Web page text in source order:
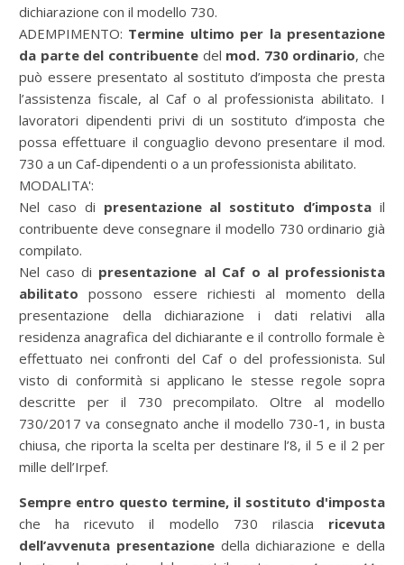
dichiarazione con il modello 730.
ADEMPIMENTO: Termine ultimo per la presentazione
da parte del contribuentedel mod. 730 ordinario, che
può essere presentato al sostituto d’imposta che presta
l’assistenza fiscale, al Caf o al professionista abilitato. I
lavoratori dipendenti privi di un sostituto d’imposta che
possa effettuare il conguaglio devono presentare il mod.
730 a un Caf-dipendenti o a un professionista abilitato.
MODALITA':
Nel caso di presentazione al sostituto d’imposta il
contribuente deve consegnare il modello 730 ordinario già
compilato.
Nel caso di presentazione al Caf o al professionista
abilitatopossono essere richiesti al momento della
presentazione della dichiarazione i dati relativi alla
residenza anagrafica del dichiarante e il controllo formale è
effettuato nei confronti del Caf o del professionista. Sul
visto di conformità si applicano le stesse regole sopra
descritte per il 730 precompilato. Oltre al modello
730/2017 va consegnato anche il modello 730-1, in busta
chiusa, che riporta la scelta per destinare l’8, il 5 e il 2 per
mille dell’Irpef.
Sempre entro questo termine, il sostituto d'imposta
che ha ricevuto il modello 730 rilascia ricevuta
dell’avvenuta presentazionedella dichiarazione e della